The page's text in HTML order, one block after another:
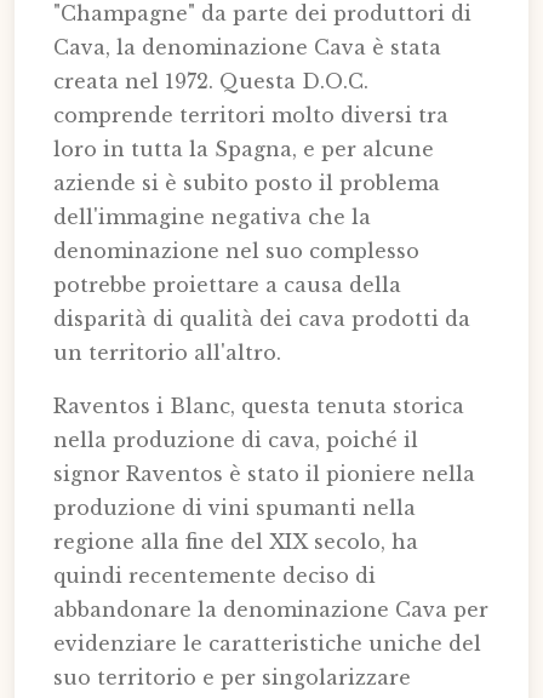
"Champagne" da parte dei produttori di
Cava, la denominazione Cava è stata
creata nel 1972. Questa D.O.C.
comprende territori molto diversi tra
loro in tutta la Spagna, e per alcune
aziende si è subito posto il problema
dell'immagine negativa che la
denominazione nel suo complesso
potrebbe proiettare a causa della
disparità di qualità dei cava prodotti da
un territorio all'altro.
Raventos i Blanc, questa tenuta storica
nella produzione di cava, poiché il
signor Raventos è stato il pioniere nella
produzione di vini spumanti nella
regione alla fine del XIX secolo, ha
quindi recentemente deciso di
abbandonare la denominazione Cava per
evidenziare le caratteristiche uniche del
suo territorio e per singolarizzare